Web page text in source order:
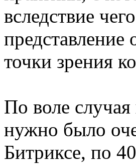
вследствие
представление
точки зрения
По воле
нужно было
Битриксе, по